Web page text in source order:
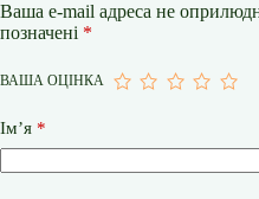
Ваша e-mail адреса не
позначені *
ВАША ОЦІНКА
Ім’я *